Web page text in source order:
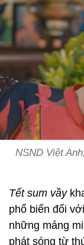
NSND Việt
Tết sum vầy
phổ biến đối
những mảng
phát sóng từ